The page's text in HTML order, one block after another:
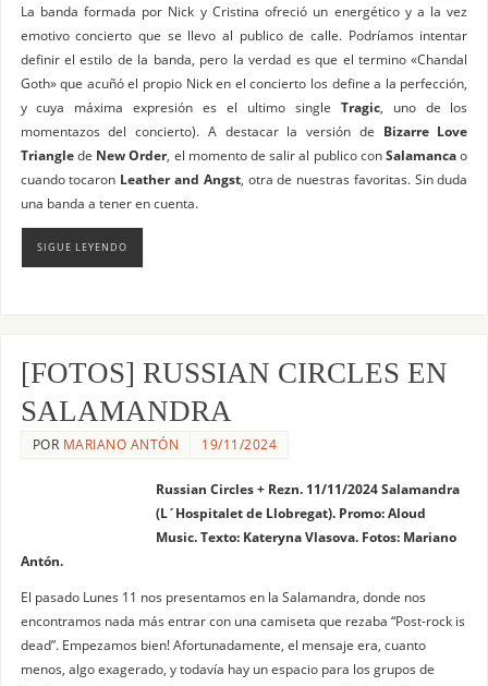
La banda formada por Nick y Cristina ofreció un energético y a la vez
emotivo concierto que se llevo al publico de calle. Podríamos intentar
definir el estilo de la banda, pero la verdad es que el termino «Chandal
Goth» que acuñó el propio Nick en el concierto los define a la perfección,
y cuya máxima expresión es el ultimo single Tragic, uno de los
momentazos del concierto). A destacar la versión de Bizarre Love
Trianglede New Order, el momento de salir al publico conSalamancao
cuando tocaron Leather and Angst, otra de nuestras favoritas. Sin duda
una banda a tener en cuenta.
SIGUE LEYENDO
[FOTOS] RUSSIAN CIRCLES EN
SALAMANDRA
POR MARIANO ANTÓN 19/11/2024
Russian Circles + Rezn. 11/11/2024 Salamandra
(L´Hospitalet de Llobregat). Promo: Aloud
Music. Texto: Kateryna Vlasova. Fotos: Mariano
Antón.
El pasado Lunes 11 nos presentamos en la Salamandra, donde nos
encontramos nada más entrar con una camiseta que rezaba “Post-rock is
dead”. Empezamos bien! Afortunadamente, el mensaje era, cuanto
menos, algo exagerado, y todavía hay un espacio para los grupos de